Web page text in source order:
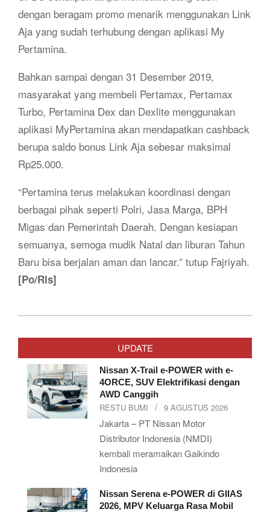
dengan beragam promo menarik menggunakan Link
Aja yang sudah terhubung dengan aplikasi My
Pertamina.
Bahkan sampai dengan 31 Desember 2019,
masyarakat yang membeli Pertamax, Pertamax
Turbo, Pertamina Dex dan Dexlite menggunakan
aplikasi MyPertamina akan mendapatkan cashback
berupa saldo bonus Link Aja sebesar maksimal
Rp25.000.
“Pertamina terus melakukan koordinasi dengan
berbagai pihak seperti Polri, Jasa Marga, BPH
Migas dan Pemerintah Daerah. Dengan kesiapan
semuanya, semoga mudik Natal dan liburan Tahun
Baru bisa berjalan aman dan lancar.” tutup Fajriyah.
[Po/Rls]
12-
UPDATE
Nissan X-Trail e-POWER with e-
4ORCE, SUV Elektrifikasi dengan
AWD Canggih
RESTU BUMI 9 AGUSTUS 2026
Jakarta – PT Nissan Motor
Distributor Indonesia (NMDI)
kembali meramaikan Gaikindo
Indonesia
Nissan Serena e-POWER di GIIAS
2026, MPV Keluarga Rasa Mobil